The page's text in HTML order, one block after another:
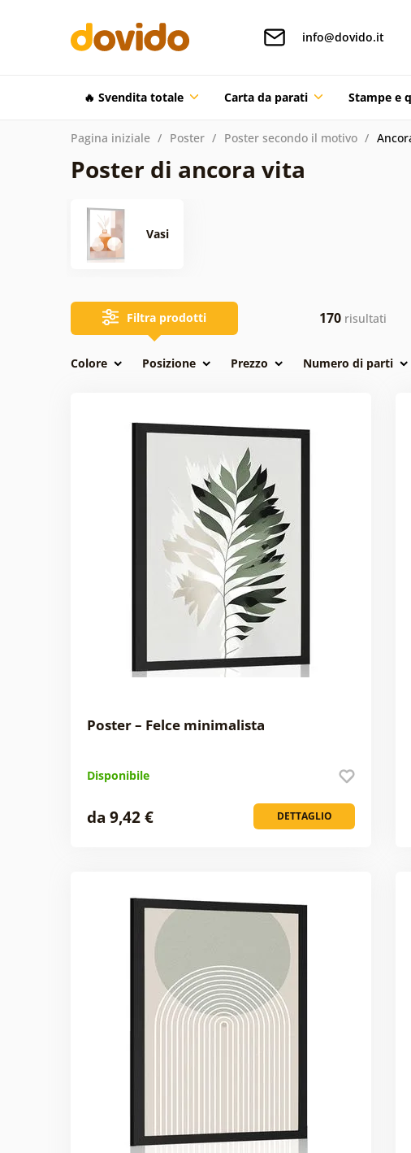
info@dovido.it
🔥 Svendita totale Carta da parati Stampe e
Pagina iniziale Poster Poster secondo il motivo
Poster di ancora vita
Vasi
Filtra prodotti 170 risultati
Colore Posizione Prezzo Numero di parti
Poster – Felce minimalista
Disponibile
DETTAGLIO
da 9,42 €